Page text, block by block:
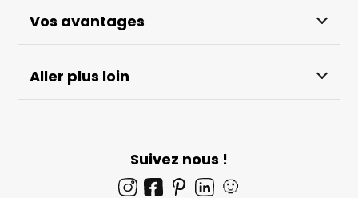
Vos avantages
Aller plus loin
Suivez nous !
🙂